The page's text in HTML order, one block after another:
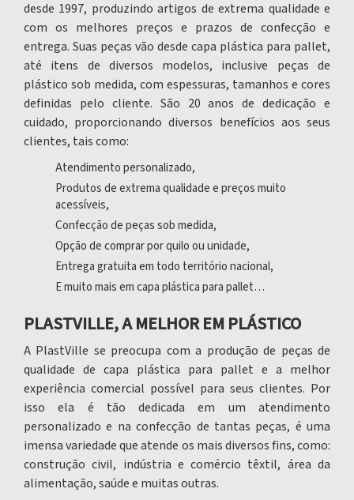
desde 1997, produzindo artigos de extrema qualidade e
com os melhores preços e prazos de confecção e
entrega. Suas peças vão desde capa plástica para pallet,
até itens de diversos modelos, inclusive peças de
plástico sob medida, com espessuras, tamanhos e cores
definidas pelo cliente. São 20 anos de dedicação e
cuidado, proporcionando diversos benefícios aos seus
clientes, tais como:
Atendimento personalizado,
Produtos de extrema qualidade e preços muito
acessíveis,
Confecção de peças sob medida,
Opção de comprar por quilo ou unidade,
Entrega gratuita em todo território nacional,
E muito mais em capa plástica para pallet…
PLASTVILLE, A MELHOR EM PLÁSTICO
A PlastVille se preocupa com a produção de peças de
qualidade de capa plástica para pallet e a melhor
experiência comercial possível para seus clientes. Por
isso ela é tão dedicada em um atendimento
personalizado e na confecção de tantas peças, é uma
imensa variedade que atende os mais diversos fins, como:
construção civil, indústria e comércio têxtil, área da
alimentação, saúde e muitas outras.